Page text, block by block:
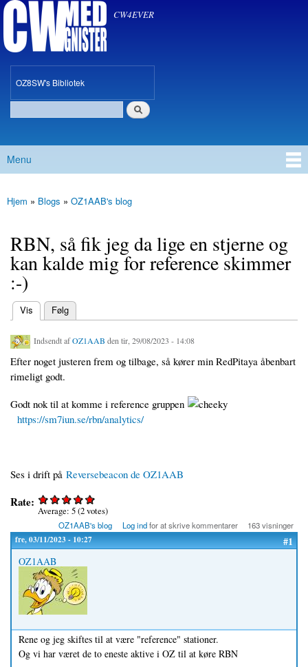
CW med Gnister CW4EVER
oz8swOZ8SW's Bibliotek
Søgefelt
Hovedmenu
Menu
Du er her
Hjem » Blogs » OZ1AAB's blog
RBN, så fik jeg da lige en stjerne og
kan kalde mig for reference skimmer
:-)
Primære faneblade
Vis
(aktiv fane) Følg
Indsendt afOZ1AAB den tir, 29/08/2023 - 14:08
Efter noget justeren frem og tilbage, så kører min RedPitaya åbenbart
rimeligt godt.
Godt nok til at komme i reference gruppen
https://sm7iun.se/rbn/analytics/
Ses i drift på Reversebeacon de OZ1AAB
Rate:
Average: 5(2votes)
OZ1AAB's blog Log indfor at skrive kommentarer 163 visninger
fre, 03/11/2023 - 10:27 #1
OZ1AAB
Rene og jeg skiftes til at være "reference" stationer.
Og vi har været de to eneste aktive i OZ til at køre RBN